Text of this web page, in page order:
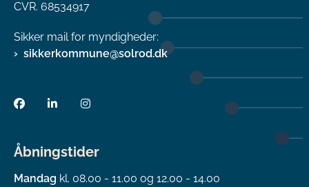
CVR. 68534917
Sikker mail for myndigheder:
sikkerkommune@solrod.dk
Åbningstider
Mandag kl. 08.00 - 11.00 og 12.00 - 14.00